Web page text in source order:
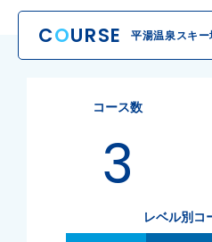
COURSE 平湯温泉スキ
コース数
3
レベル別コ